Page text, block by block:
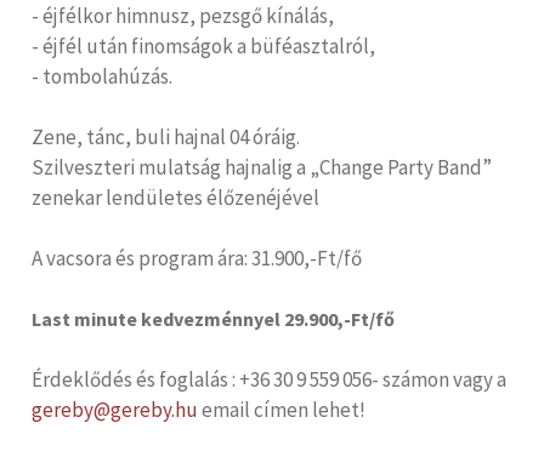
- éjfélkor himnusz, pezsgő kínálás,
- éjfél után finomságok a büféasztalról,
- tombolahúzás.
Zene, tánc, buli hajnal 04 óráig.
Szilveszteri mulatság hajnalig a „Change Party Band”
zenekar lendületes élőzenéjével
A vacsora és program ára: 31.900,-Ft/fő
Last minute kedvezménnyel 29.900,-Ft/fő
Érdeklődés és foglalás : +36 30 9 559 056- számon vagy a
gereby@gereby.huemail címen lehet!